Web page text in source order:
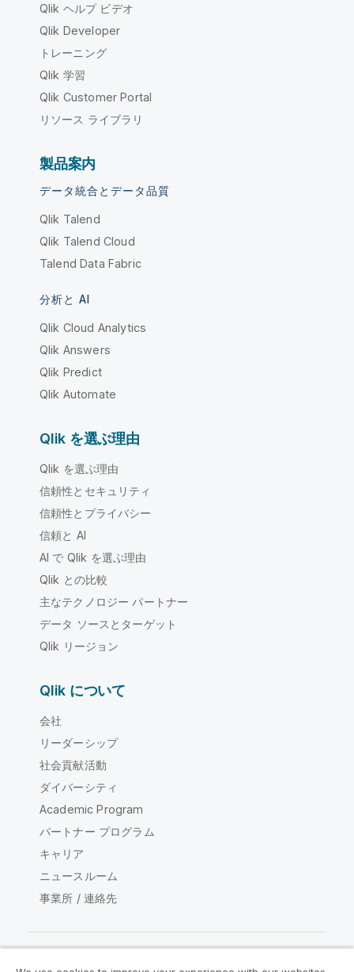
Qlik ヘルプ ビデオ
Qlik Developer
トレーニング
Qlik 学習
Qlik Customer Portal
リソース ライブラリ
製品案内
データ統合とデータ品質
Qlik Talend
Qlik Talend Cloud
Talend Data Fabric
分析と AI
Qlik Cloud Analytics
Qlik Answers
Qlik Predict
Qlik Automate
Qlik を選ぶ理由
Qlik を選ぶ理由
信頼性とセキュリティ
信頼性とプライバシー
信頼と AI
AI で Qlik を選ぶ理由
Qlik との比較
主なテクノロジー パートナー
データ ソースとターゲット
Qlik リージョン
Qlik について
会社
リーダーシップ
社会貢献活動
ダイバーシティ
Academic Program
パートナー プログラム
キャリア
ニュースルーム
事業所 / 連絡先